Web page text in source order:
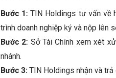
Bước 1: TIN Holdings tư vấn về
trình doanh nghiệp ký và nộp lên
Bước 2: Sở Tài Chính xem xét
nhánh.
Bước 3: TIN Holdings nhận và